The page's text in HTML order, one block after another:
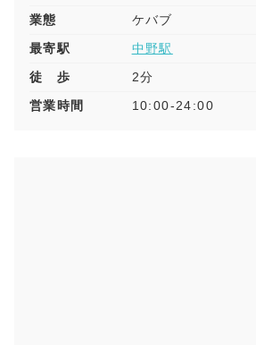
業態
ケバブ
最寄駅
中野駅
徒 歩
2分
営業時間
10:00-24:00